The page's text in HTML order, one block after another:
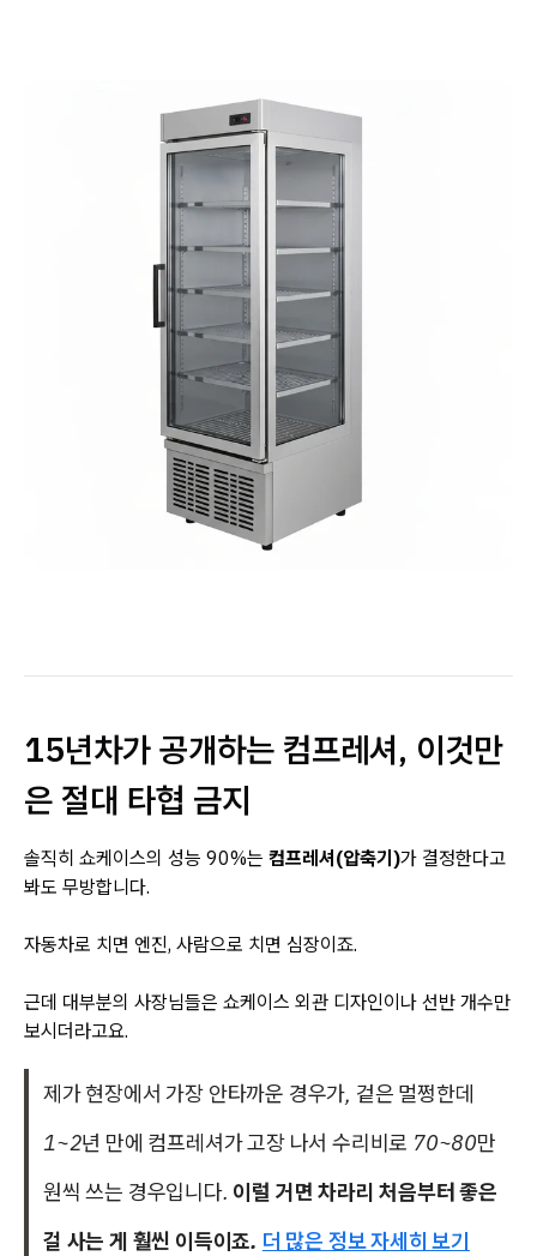
15년차가 공개하는 컴프레셔, 이것만
은 절대 타협 금지
솔직히 쇼케이스의 성능 90%는 컴프레셔(압축기)가 결정한다고
봐도 무방합니다.
자동차로 치면 엔진, 사람으로 치면 심장이죠.
근데 대부분의 사장님들은 쇼케이스 외관 디자인이나 선반 개수만
보시더라고요.
제가 현장에서 가장 안타까운 경우가, 겉은 멀쩡한데
1~2년 만에 컴프레셔가 고장 나서 수리비로 70~80만
원씩 쓰는 경우입니다. 이럴 거면 차라리 처음부터 좋은
걸 사는 게 훨씬 이득이죠. 더 많은 정보 자세히 보기